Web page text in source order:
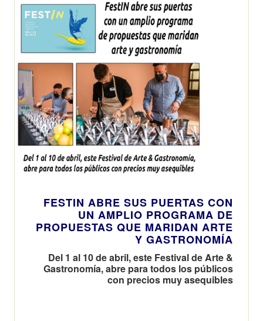
FESTIN ABRE SUS PUERTAS CON
UN AMPLIO PROGRAMA DE
PROPUESTAS QUE MARIDAN ARTE
Y GASTRONOMÍA
Del 1 al 10 de abril, este Festival de Arte &
Gastronomía, abre para todos los públicos
con precios muy asequibles